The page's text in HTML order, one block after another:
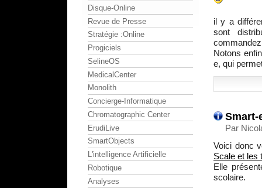
il y a
sont
Notons
e, qui
Smart-
Par
Voici donc
Scale et les
Elle
scolaire.
Disque-Online
Revue de Presse
Stratégie :Online
Progiciels
SelineOS
MedicalCenter
Monolith
Concierge-Informatique
Chromatographic Center
ErudiLive
SmartObjects
L'intelligence Artificielle
Robotique
Analyses